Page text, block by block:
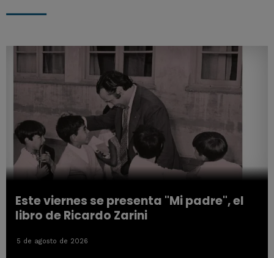
Este viernes se presenta "Mi padre", el
libro de Ricardo Zarini
5 de agosto de 2026